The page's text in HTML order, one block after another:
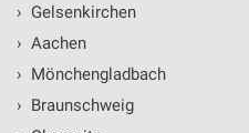
› Gelsenkirchen
› Aachen
› Mönchengladbach
› Braunschweig